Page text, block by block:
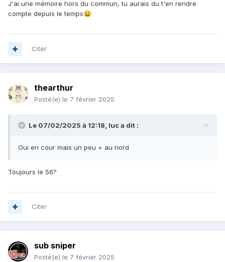
J'ai une mémoire hors du commun, tu aurais du t'en rendre
compte depuis le temps😄
Citer
thearthur
Posté(e) le 7 février 2025
Le 07/02/2025 à 12:18, luca dit :
Oui en cour mais un peu + au nord
Toujours le 56?
Citer
sub sniper
Posté(e) le 7 février 2025